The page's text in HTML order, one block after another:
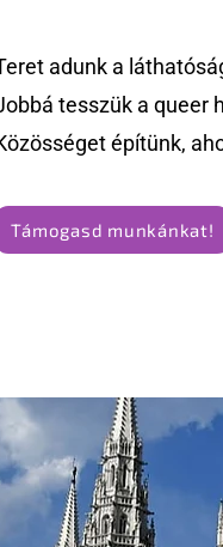
adunk a
tesszük a queer
építünk,
Támogasd munkánkat!